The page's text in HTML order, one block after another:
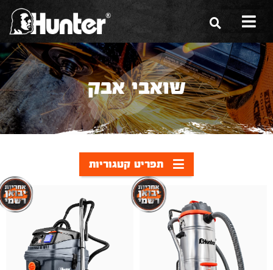
הסיפור שלנו
הכלים שלנו
תערוכות
שירות ואחריות
צור קשר
שואבי אבק
תפריט קטגוריות